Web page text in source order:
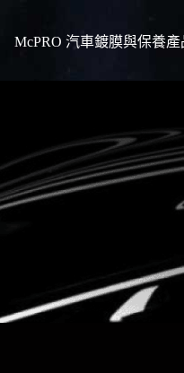
McPRO 汽車鍍膜與保養產